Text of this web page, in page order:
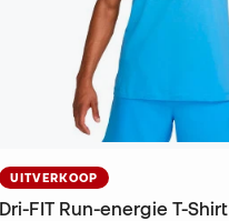
UITVERKOOP
Dri-FIT Run-energie T-Shirt